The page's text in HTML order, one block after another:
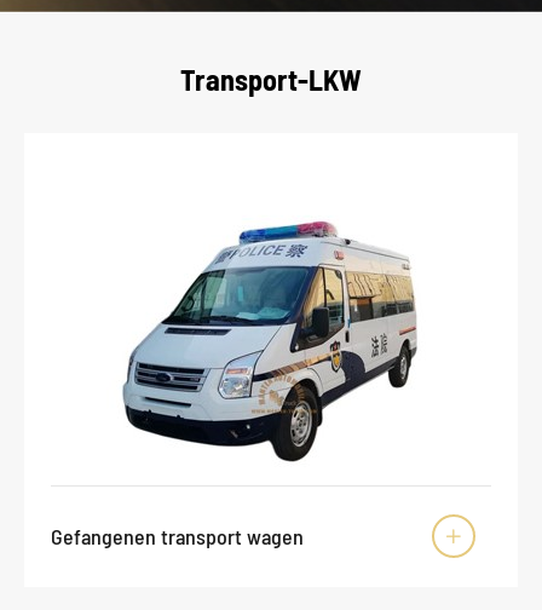
Transport-LKW
Gefangenen transport wagen 